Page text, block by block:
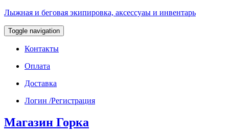
Лыжная и беговая экипировка, аксессуаы и инвентарь
Toggle navigation
Контакты
Оплата
Доставка
Логин /Регистрация
Магазин Горка